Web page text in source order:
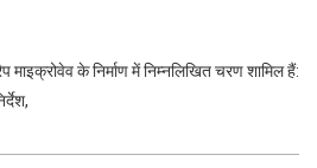
माइक्रोवेव के निर्माण में निम्नलिखित चरण शामिल हैं: